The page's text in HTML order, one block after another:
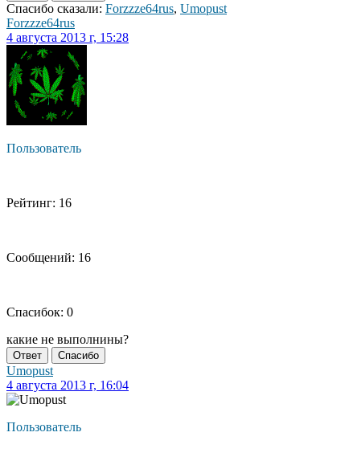
Спасибо сказали: Forzzze64rus, Umopust
Forzzze64rus
4 августа 2013 г, 15:28
Пользователь
Рейтинг: 16
Сообщений: 16
Спасибок: 0
какие не выполнины?
Ответ Спасибо
Umopust
4 августа 2013 г, 16:04
Пользователь